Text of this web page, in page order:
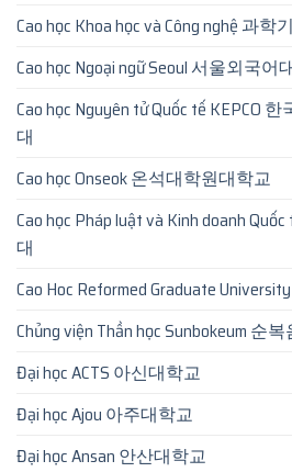
Cao học Khoa học và Công nghệ 과
Cao học Ngoại ngữ Seoul 서울외국어
Cao học Nguyên tử Quốc tế KEPCO
대
Cao học Onseok 온석대학원대학교
Cao học Pháp luật và Kinh doanh
대
Cao Hoc Reformed Graduate
Chủng viện Thần học Sunbokeum 순
Đại học ACTS 아신대학교
Đại học Ajou 아주대학교
Đại học Ansan 안산대학교